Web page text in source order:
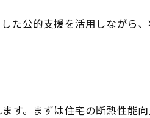
た公的支援を活用しながら
す。まずは住宅の断熱性能